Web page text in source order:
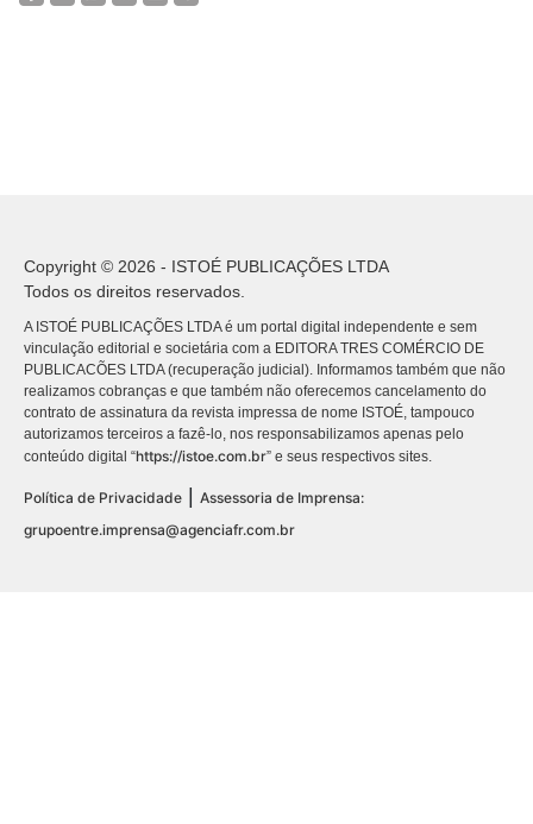
Copyright © 2026 - ISTOÉ PUBLICAÇÕES LTDA
Todos os direitos reservados.
A ISTOÉ PUBLICAÇÕES LTDA é um portal digital independente e sem
vinculação editorial e societária com a EDITORA TRES COMÉRCIO DE
PUBLICACÕES LTDA (recuperação judicial). Informamos também que não
realizamos cobranças e que também não oferecemos cancelamento do
contrato de assinatura da revista impressa de nome ISTOÉ, tampouco
autorizamos terceiros a fazê-lo, nos responsabilizamos apenas pelo
conteúdo digital “https://istoe.com.br” e seus respectivos sites.
Política de Privacidade
Assessoria de Imprensa:
grupoentre.imprensa@agenciafr.com.br